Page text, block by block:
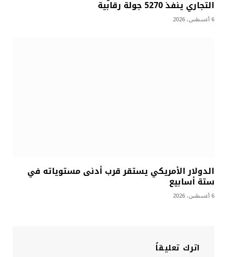
التجاري ينفذ 5270 جولة رقابية
6 أغسطس، 2026
الدولار الأمريكي يستقر قرب أدنى مستوياته في
ستة أسابيع
6 أغسطس، 2026
اترك تعليقاً